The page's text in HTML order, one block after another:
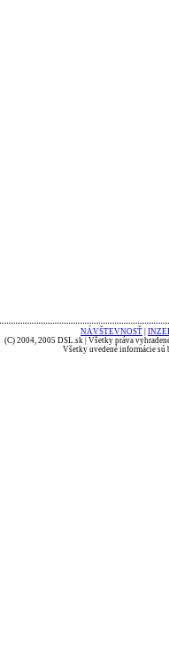
NÁVŠTEVNOSŤ
(C) 2004, 2005 DSL.sk | Všetky práva
Všetky uvedené informácie sú